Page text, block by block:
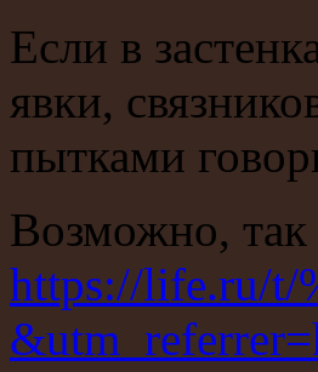
Если в
явки,
пытками
Возможно,
https://life.ru/t/